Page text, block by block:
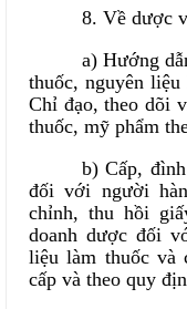
8. Về dược
a) Hướng
thuốc, nguyên
Chỉ đạo, theo dõi
thuốc, mỹ phẩm
b) Cấp,
đối với người
chỉnh, thu hồi
doanh dược đối
liệu làm thuốc và
cấp và theo quy